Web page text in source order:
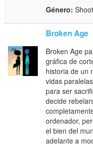
Género:
Broken Age
Broken Age
gráfica de
historia de un
vidas
para ser
decide
ordenador,
el bien del
adelante a